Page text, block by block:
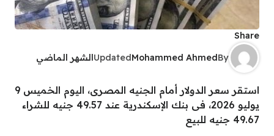
Share
By
Mohammed Ahmed
Updatedالشهر الماضي
استقر سعر الدولار أمام الجنيه المصرى، اليوم الخميس 9
يوليو 2026، فى بنك الإسكندرية عند 49.57 جنيه للشراء
49.67 جنيه للبيع